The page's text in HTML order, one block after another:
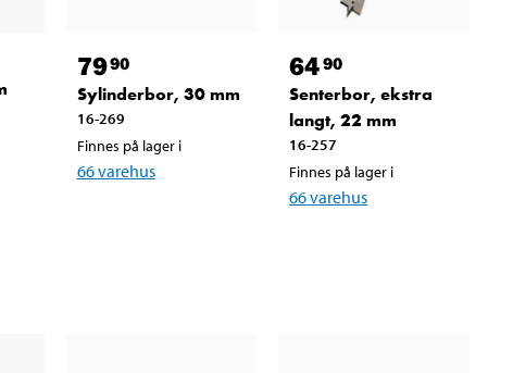
7990
Sylinderbor, 30 mm
16-269
Finnes på lager i
66varehus
6490
Senterbor, ekstra
langt, 22 mm
16-257
Finnes på lager i
66varehus